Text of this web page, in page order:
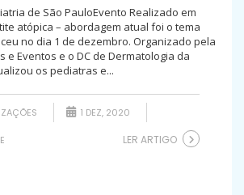
de São PauloEvento Realizado em
atópica – abordagem atual foi o tema
no dia 1 de dezembro. Organizado pela
e Eventos e o DC de Dermatologia da
os pediatras e...
1 DEZ, 2020
LER ARTIGO